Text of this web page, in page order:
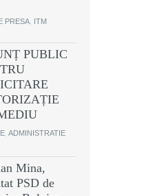
PRESA ITM
PUBLIC
ADMINISTRATIE
Mina,
PSD de